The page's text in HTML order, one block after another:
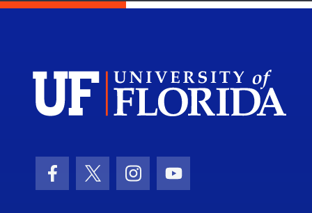
Facebook Icon
Twitter IconInstagram Icon
Youtube Icon